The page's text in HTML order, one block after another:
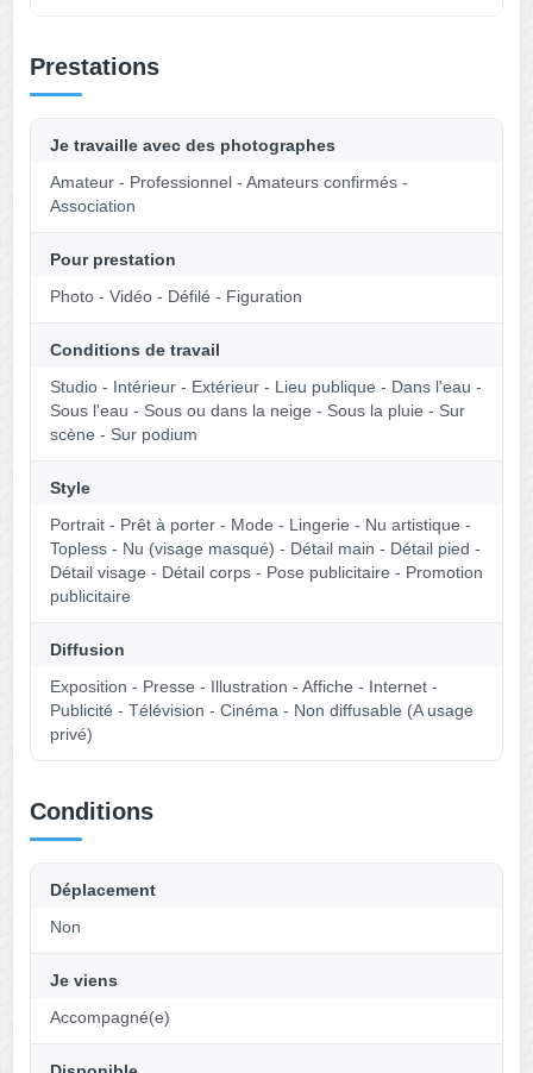
Prestations
Je travaille avec des photographes
Amateur - Professionnel - Amateurs confirmés -
Association
Pour prestation
Photo - Vidéo - Défilé - Figuration
Conditions de travail
Studio - Intérieur - Extérieur - Lieu publique - Dans l'eau -
Sous l'eau - Sous ou dans la neige - Sous la pluie - Sur
scène - Sur podium
Style
Portrait - Prêt à porter - Mode - Lingerie - Nu artistique -
Topless - Nu (visage masqué) - Détail main - Détail pied -
Détail visage - Détail corps - Pose publicitaire - Promotion
publicitaire
Diffusion
Exposition - Presse - Illustration - Affiche - Internet -
Publicité - Télévision - Cinéma - Non diffusable (A usage
privé)
Conditions
Déplacement
Non
Je viens
Accompagné(e)